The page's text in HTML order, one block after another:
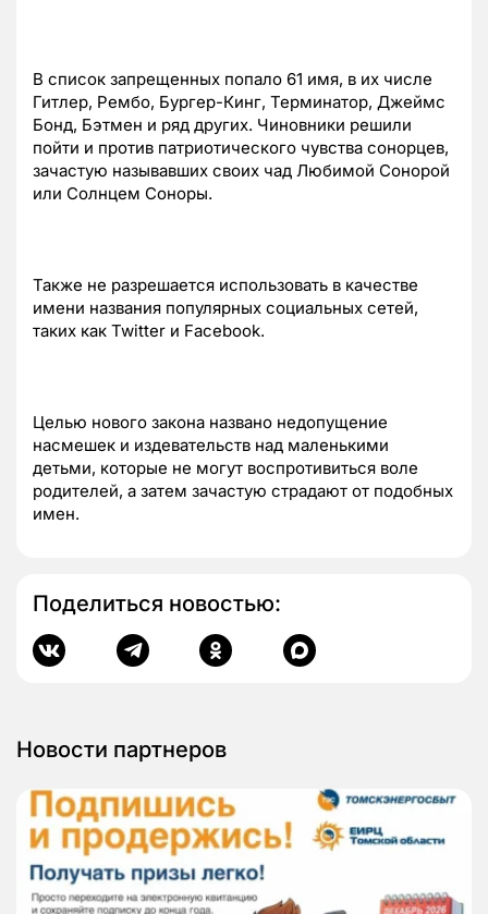
В список запрещенных попало 61 имя, в их числе
Гитлер, Рембо, Бургер-Кинг, Терминатор, Джеймс
Бонд, Бэтмен и ряд других. Чиновники решили
пойти и против патриотического чувства сонорцев,
зачастую называвших своих чад Любимой Сонорой
или Солнцем Соноры.
Также не разрешается использовать в качестве
имени названия популярных социальных сетей,
таких как Twitter и Facebook.
Целью нового закона названо недопущение
насмешек и издевательств над маленькими
детьми, которые не могут воспротивиться воле
родителей, а затем зачастую страдают от подобных
имен.
Поделиться новостью:
Новости партнеров